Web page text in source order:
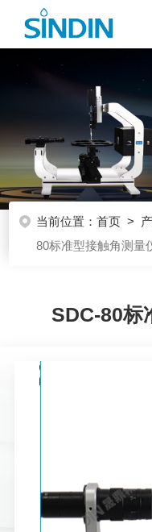
当前位置：首页 >
80标准型接触角测量
SDC-80标